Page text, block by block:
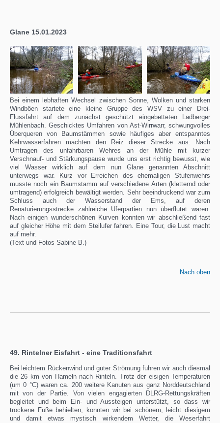
Glane 15.01.2023
Bei einem lebhaften Wechsel zwischen Sonne, Wolken und starken
Windböen startete eine kleine Gruppe des WSV zu einer Drei-
Flussfahrt auf dem zunächst geschützt eingebetteten Ladberger
Mühlenbach. Geschicktes Umfahren von Ast-Wirrwarr, schwungvolles
Überqueren von Baumstämmen sowie häufiges aber entspanntes
Kehrwasserfahren machten den Reiz dieser Strecke aus. Nach
Umtragen des unfahrbaren Wehres an der Mühle mit kurzer
Verschnauf- und Stärkungspause wurde uns erst richtig bewusst, wie
viel Wasser wirklich auf dem nun Glane genannten Abschnitt
unterwegs war. Kurz vor Erreichen des ehemaligen Stufenwehrs
musste noch ein Baumstamm auf verschiedene Arten (kletternd oder
umtragend) erfolgreich bewältigt werden. Sehr beeindruckend war zum
Schluss auch der Wasserstand der Ems, auf deren
Renaturierungsstrecke zahlreiche Uferpartien nun überflutet waren.
Nach einigen wunderschönen Kurven konnten wir abschließend fast
auf gleicher Höhe mit dem Steilufer fahren. Eine Tour, die Lust macht
auf mehr.
(Text und Fotos Sabine B.)
Nach oben
49. Rintelner Eisfahrt - eine Traditionsfahrt
Bei leichtem Rückenwind und guter Strömung fuhren wir auch diesmal
die 26 km von Hameln nach Rinteln. Trotz der eisigen Temperaturen
(um 0 °C) waren ca. 200 weitere Kanuten aus ganz Norddeutschland
mit von der Partie. Von vielen engagierten DLRG-Rettungskräften
begleitet und beim Ein- und Aussteigen unterstützt, so dass wir
trockene Füße behielten, konnten wir bei schönem, leicht diesigem
und damit etwas mystisch wirkendem Wetter, die Weserfahrt